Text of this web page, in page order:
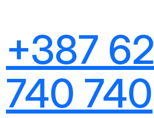
+387 62
740 740